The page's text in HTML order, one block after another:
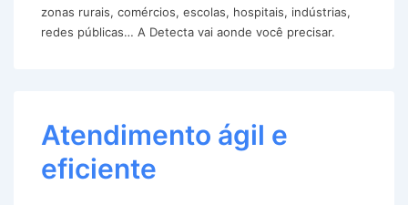
zonas rurais, comércios, escolas, hospitais, indústrias,
redes públicas… A Detecta vai aonde você precisar.
Atendimento ágil e
eficiente